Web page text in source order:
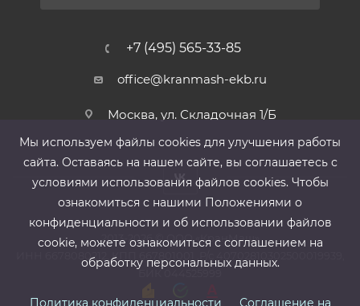
+7 (495) 565-33-85
office@kranmash-ekb.ru
Москва, ул. Складочная 1/Б
2013-2026 ©ООО «КранМаш»
ИНН 6678080212, КПП 667801001 ,Р/с 40702810302500019939,
БИК 044525999
Мы используем файлы cооkies для улучшения работы
сайта. Оставаясь на нашем сайте, вы соглашаетесь с
условиями использования файлов cооkies. Чтобы
ознакомиться с нашими Положениями о
конфиденциальности и об использовании файлов
cookie, можете ознакомиться с соглашением на
обработку персональных данных.
Политика конфиденциальности Соглашение на